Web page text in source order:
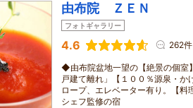
由布院 ＺＥＮ
フォトギャラリー
4.6 262件
◆由布院盆地一望の【絶景の個
戸建て離れ」【１００％源泉・
ロープ、エレベーター有り。【料
シェフ監修の宿